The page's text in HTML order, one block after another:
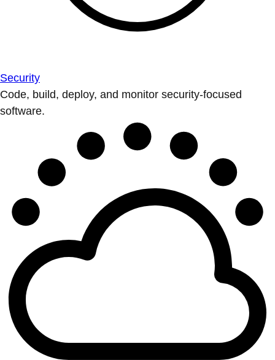
Security
Code, build, deploy, and monitor security-focused
software.